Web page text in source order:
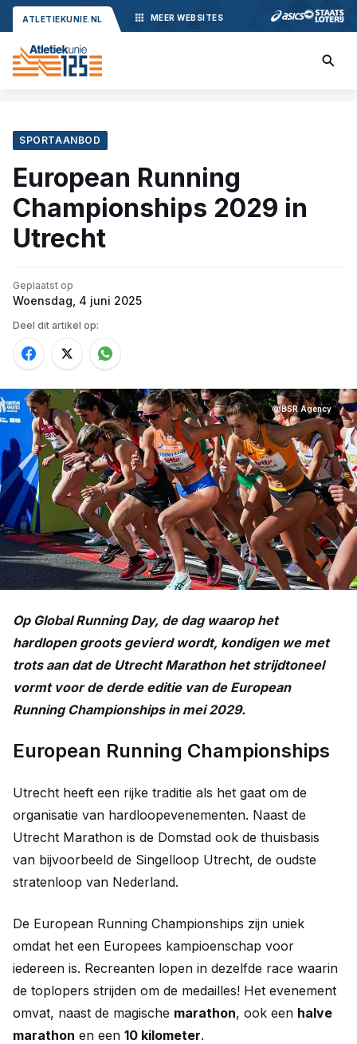
ATLETIEKUNIE.NL MEER WEBSITES
SPORTAANBOD
European Running
Championships 2029 in
Utrecht
Geplaatst op
Woensdag, 4 juni 2025
Deel dit artikel op:
© BSR Agency
Op Global Running Day, de dag waarop het
hardlopen groots gevierd wordt, kondigen we met
trots aan dat de Utrecht Marathon het strijdtoneel
vormt voor de derde editie van de European
Running Championships in mei 2029.
European Running Championships
Utrecht heeft een rijke traditie als het gaat om de
organisatie van hardloopevenementen. Naast de
Utrecht Marathon is de Domstad ook de thuisbasis
van bijvoorbeeld de Singelloop Utrecht, de oudste
stratenloop van Nederland.
De European Running Championships zijn uniek
omdat het een Europees kampioenschap voor
iedereen is. Recreanten lopen in dezelfde race waarin
de toplopers strijden om de medailles! Het evenement
omvat, naast de magische marathon, ook een halve
marathon en een 10 kilometer.